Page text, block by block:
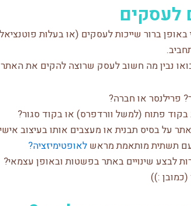
לעסקים
באופן ברור שייכות לעסקים (או בעלות
נבין מה חשוב לעסק שרוצה להקים את
פרילנסר או חברה?
פתוח (למשל וורדפרס) או בקוד סגור?
על בסיס תבנית או מעצבים אותו בעיצוב
תשתית מותאמת מראשלאופטימיזציה?
לבצע שינויים באתר בפשטות ובאופן עצמאי?
(כמובן :))